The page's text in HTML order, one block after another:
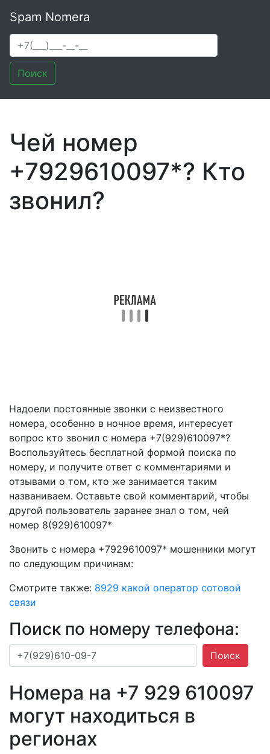
Spam Nomera
Поиск
Чей номер
+7929610097*? Кто
звонил?
Надоели постоянные звонки с неизвестного
номера, особенно в ночное время, интересует
вопрос кто звонил с номера +7(929)610097*?
Воспользуйтесь бесплатной формой поиска по
номеру, и получите ответ с комментариями и
отзывами о том, кто же занимается таким
названиваем. Оставьте свой комментарий, чтобы
другой пользователь заранее знал о том, чей
номер 8(929)610097*
Звонить с номера +7929610097* мошенники могут
по следующим причинам:
Смотрите также: 8929 какой оператор сотовой
связи
Поиск по номеру телефона:
Поиск
Номера на +7 929 610097
могут находиться в
регионах